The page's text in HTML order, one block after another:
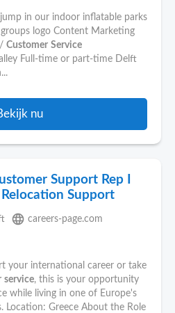
in our indoor inflatable parks
logo Content Marketing
Customer Service
Full-time or part-time Delft
nu
Support Rep I
Support
language careers-page.com
your international career or take
service, this is your opportunity
while living in one of Europe's
Location: Greece About the Role